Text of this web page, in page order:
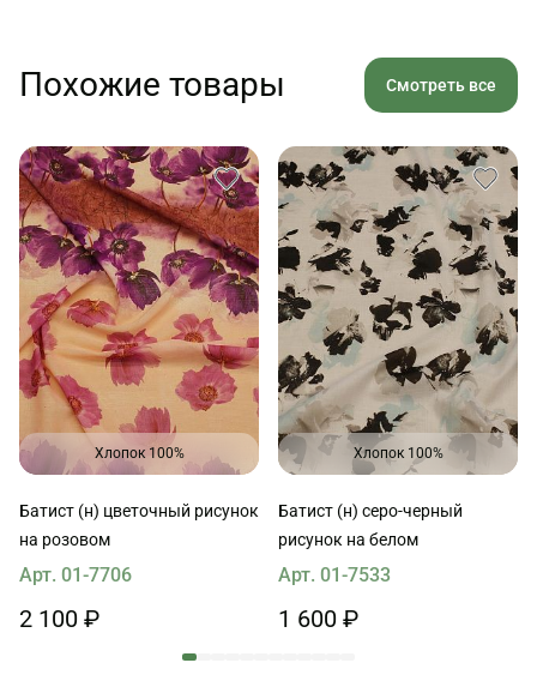
Похожие товары Смотреть все
Хлопок 100%
Батист (н) цветочный рисунок
на розовом
Арт. 01-7706
2 100 ₽
Хлопок 100%
Батист (н) серо-черный
рисунок на белом
Арт. 01-7533
1 600 ₽